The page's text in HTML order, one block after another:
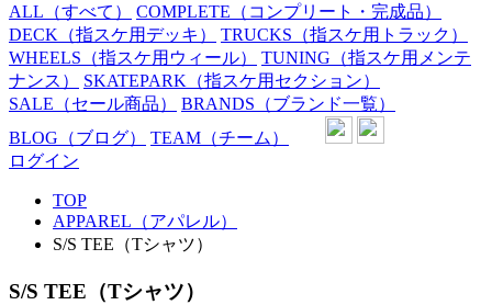
ALL （すべて） COMPLETE （コンプリート・完成品）
DECK （指スケ用デッキ） TRUCKS （指スケ用トラック）
WHEELS （指スケ用ウィール） TUNING （指スケ用メンテ
ナンス）
SKATEPARK （指スケ用セクション）
SALE （セール商品） BRANDS （ブランド一覧）
BLOG （ブログ） TEAM （チーム）
ログイン
TOP
APPAREL（アパレル）
S/S TEE（Tシャツ）
S/S TEE（Tシャツ）